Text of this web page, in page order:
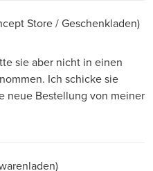
Store / Geschenkladen)
sie aber nicht in einen
Ich schicke sie
neue Bestellung von meiner